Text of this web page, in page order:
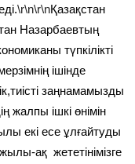
\r\n\r\nҚазақстан
Назарбаевтың
түпкілікті
ішінде
заңнамамызды
жалпы ішкі өнімін
екі есе ұлғайтуды
ақ жететінімізге